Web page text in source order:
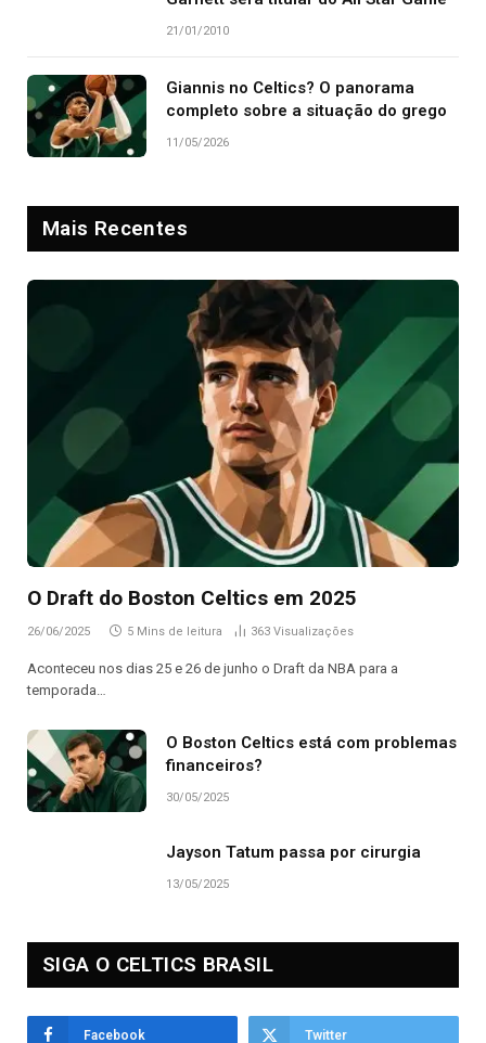
21/01/2010
Giannis no Celtics? O panorama
completo sobre a situação do grego
11/05/2026
Mais Recentes
O Draft do Boston Celtics em 2025
26/06/2025 5 Mins de leitura 363 Visualizações
Aconteceu nos dias 25 e 26 de junho o Draft da NBA para a
temporada…
O Boston Celtics está com problemas
financeiros?
30/05/2025
Jayson Tatum passa por cirurgia
13/05/2025
SIGA O CELTICS BRASIL
Facebook Twitter